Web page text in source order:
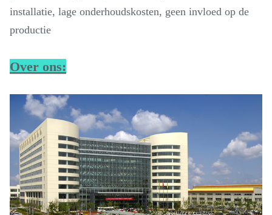
installatie, lage onderhoudskosten, geen invloed op de
productie
Over ons: